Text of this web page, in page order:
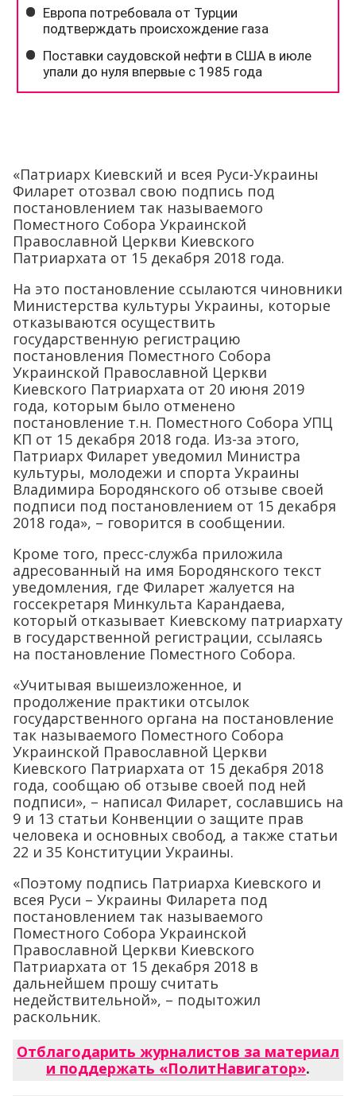
«Патриарх Киевский и всея Руси-Украины
Филарет отозвал свою подпись под
постановлением так называемого
Поместного Собора Украинской
Православной Церкви Киевского
Патриархата от 15 декабря 2018 года.
На это постановление ссылаются чиновники
Министерства культуры Украины, которые
отказываются осуществить
государственную регистрацию
постановления Поместного Собора
Украинской Православной Церкви
Киевского Патриархата от 20 июня 2019
года, которым было отменено
постановление т.н. Поместного Собора УПЦ
КП от 15 декабря 2018 года. Из-за этого,
Патриарх Филарет уведомил Министра
культуры, молодежи и спорта Украины
Владимира Бородянского об отзыве своей
подписи под постановлением от 15 декабря
2018 года», – говорится в сообщении.
Кроме того, пресс-служба приложила
адресованный на имя Бородянского текст
уведомления, где Филарет жалуется на
госсекретаря Минкульта Карандаева,
который отказывает Киевскому патриархату
в государственной регистрации, ссылаясь
на постановление Поместного Собора.
«Учитывая вышеизложенное, и
продолжение практики отсылок
государственного органа на постановление
так называемого Поместного Собора
Украинской Православной Церкви
Киевского Патриархата от 15 декабря 2018
года, сообщаю об отзыве своей под ней
подписи», – написал Филарет, сославшись на
9 и 13 статьи Конвенции о защите прав
человека и основных свобод, а также статьи
22 и 35 Конституции Украины.
«Поэтому подпись Патриарха Киевского и
всея Руси – Украины Филарета под
постановлением так называемого
Поместного Собора Украинской
Православной Церкви Киевского
Патриархата от 15 декабря 2018 в
дальнейшем прошу считать
недействительной», – подытожил
раскольник.
Отблагодарить журналистов за материал
и поддержать «ПолитНавигатор».